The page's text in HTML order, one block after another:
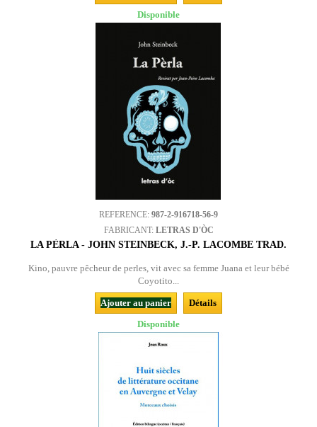
Disponible
REFERENCE: 987-2-916718-56-9
FABRICANT: LETRAS D'ÒC
LA PÈRLA - JOHN STEINBECK, J.-P. LACOMBE TRAD.
Kino, pauvre pêcheur de perles, vit avec sa femme Juana et leur bébé
Coyotito...
Ajouter au panier
Détails
Disponible